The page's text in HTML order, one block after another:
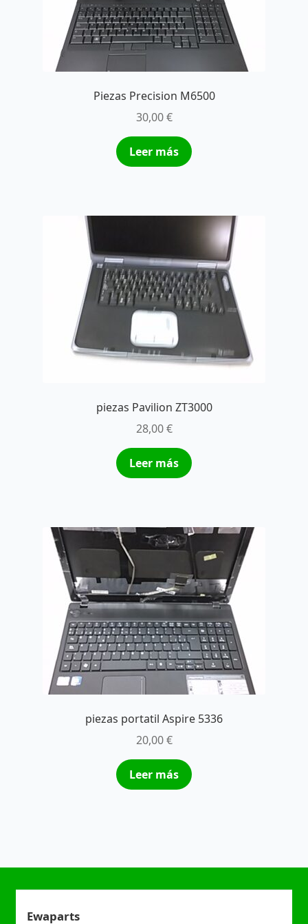
Piezas Precision M6500
30,00€
Leer más
piezas Pavilion ZT3000
28,00€
Leer más
piezas portatil Aspire 5336
20,00€
Leer más
Ewaparts